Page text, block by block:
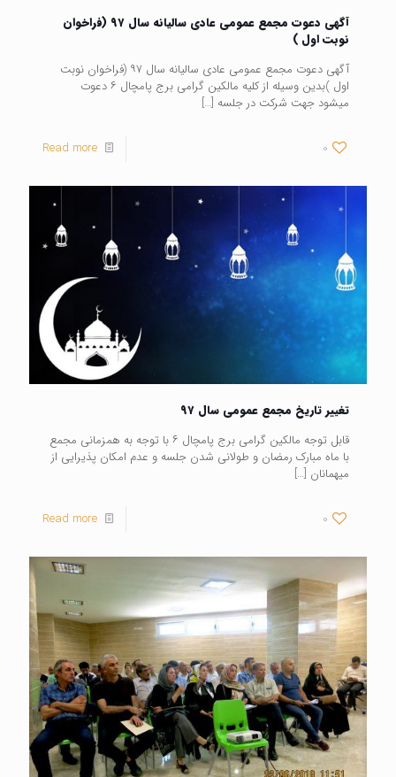
آگهی دعوت مجمع عمومی عادی سالیانه سال ۹۷ (فراخوان
نوبت اول )
آگهی دعوت مجمع عمومی عادی سالیانه سال ۹۷ (فراخوان نوبت
اول )بدین وسیله از کلیه مالکین گرامی برج پامچال ۶ دعوت
میشود جهت شرکت در جلسه […]
0
Read more
تغییر تاریخ مجمع عمومی سال ۹۷
قابل توجه مالکین گرامی برج پامچال ۶ با توجه به همزمانی مجمع
با ماه مبارک رمضان و طولانی شدن جلسه و عدم امکان پذیرایی از
میهمانان […]
0
Read more